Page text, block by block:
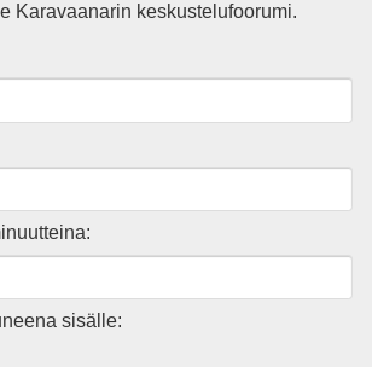
Karavaanarin keskustelufoorumi.
sisälle: